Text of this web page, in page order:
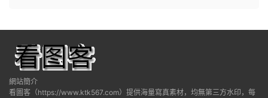
網站簡介
看圖客（https://www.ktk567.com）提供海量寫真素材，均無第三方水印，每